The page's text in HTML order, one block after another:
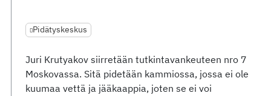
Pidätyskeskus
Juri Krutyakov siirretään tutkintavankeuteen nro 7
Moskovassa. Sitä pidetään kammiossa, jossa ei ole
kuumaa vettä ja jääkaappia, joten se ei voi